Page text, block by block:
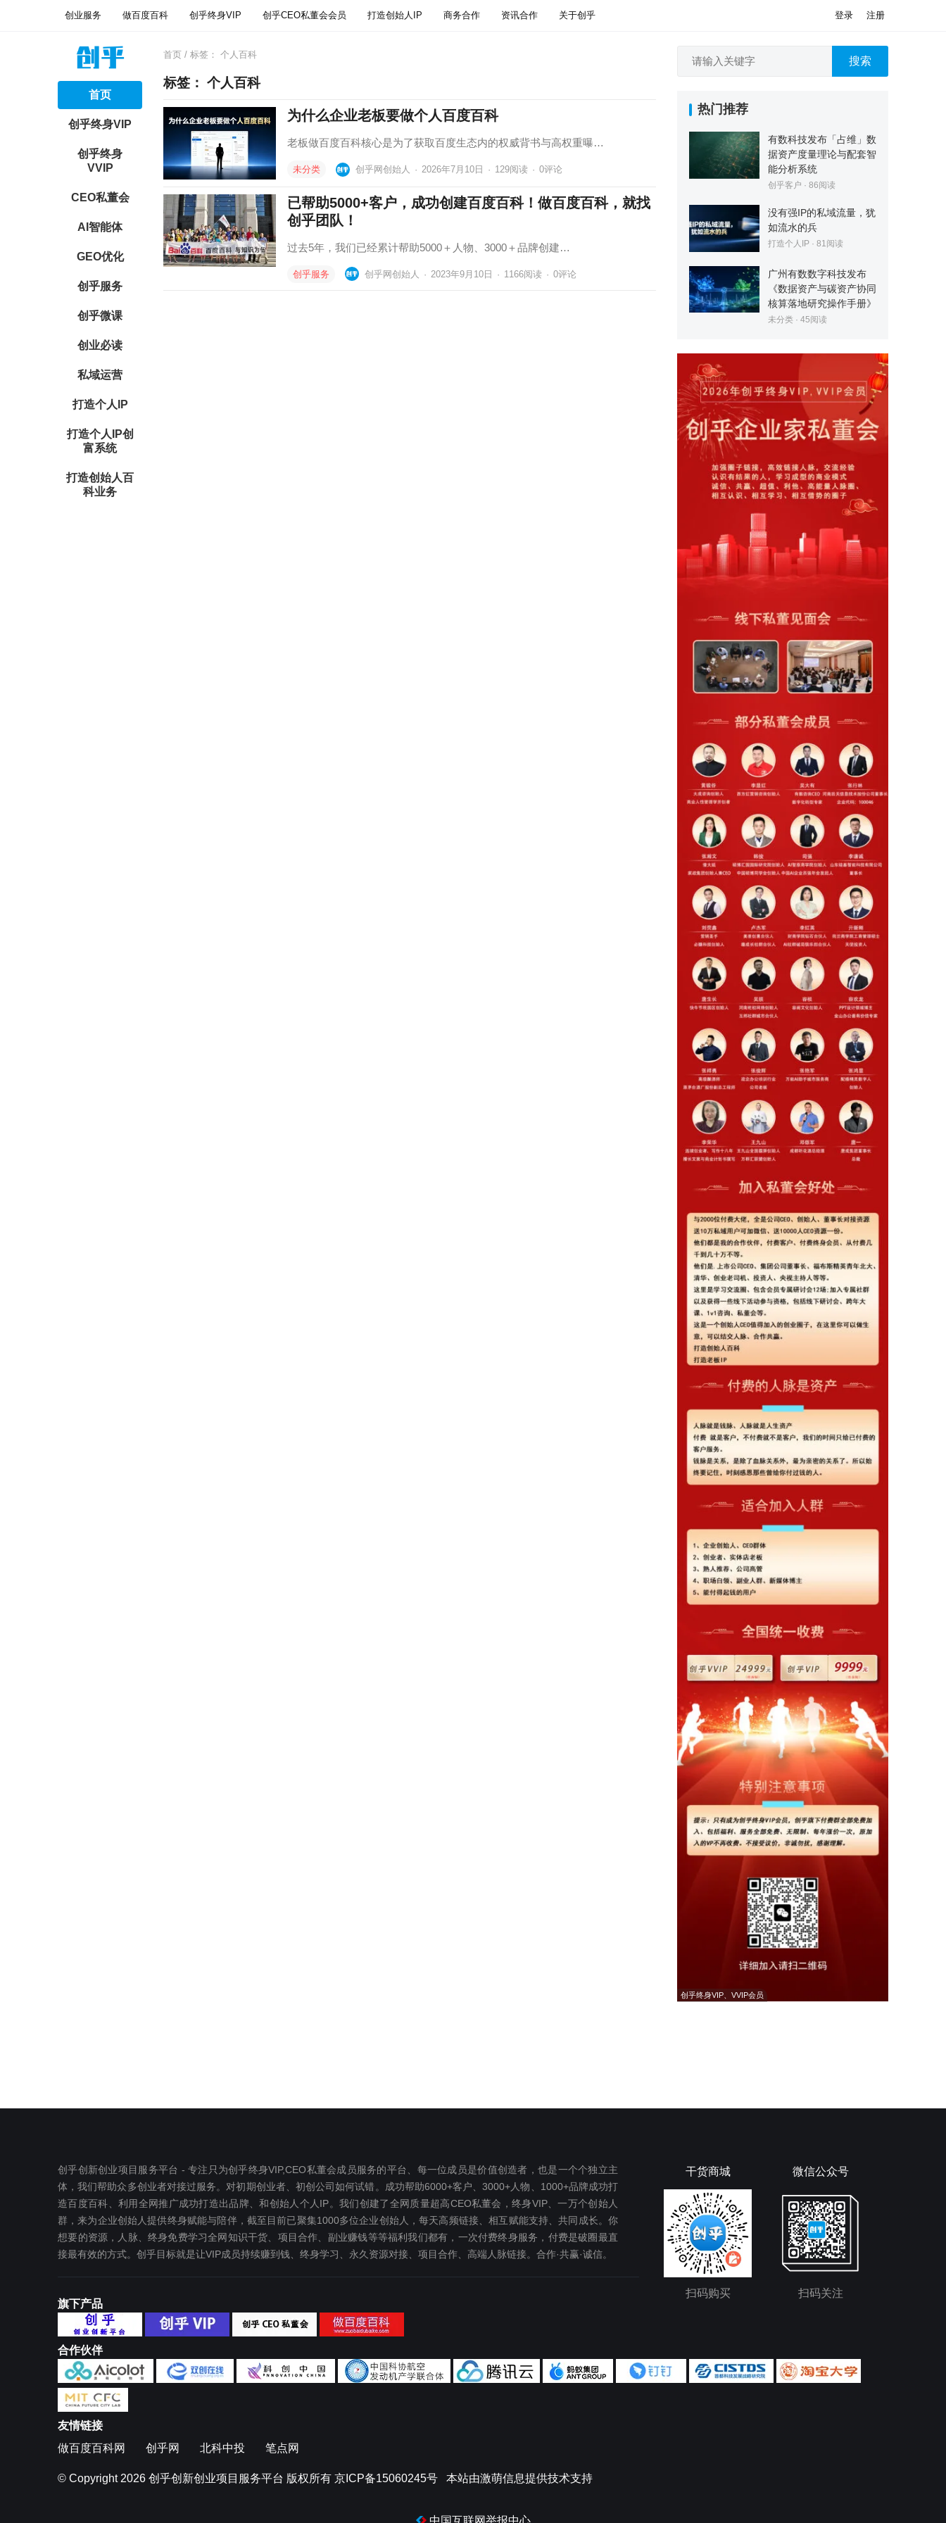
创业服务 做百度百科 创乎终身VIP 创乎CEO私董会会员 打造创始人IP 商务合作 资讯合作 关于创乎 登录 注册
首页
创乎终身VIP
创乎终身
VVIP
CEO私董会
AI智能体
GEO优化
创乎服务
创乎微课
创业必读
私域运营
打造个人IP
打造个人IP创
富系统
打造创始人百
科业务
首页 / 标签： 个人百科
标签： 个人百科
为什么企业老板要做个人百度百科
老板做百度百科核心是为了获取‌百度生态内的权威背书与高权重曝…
未分类 创乎网创始人 · 2026年7月10日 · 129阅读 · 0评论
已帮助5000+客户，成功创建百度百科！做百度百科，就找
创乎团队！
过去5年，我们已经累计帮助5000＋人物、3000＋品牌创建…
创乎服务 创乎网创始人 · 2023年9月10日 · 1166阅读 · 0评论
搜索
热门推荐
有数科技发布「占维」数
据资产度量理论与配套智
能分析系统
创乎客户 · 86阅读
没有强IP的私域流量，犹
如流水的兵
打造个人IP · 81阅读
广州有数数字科技发布
《数据资产与碳资产协同
核算落地研究操作手册》
未分类 · 45阅读
创乎终身VIP、VVIP会员
创乎创新创业项目服务平台 - 专注只为创乎终身VIP,CEO私董会成员服务的平台、每一位成员是价值创造者，也是一个个独立主
体，我们帮助众多创业者对接过服务。对初期创业者、初创公司如何试错。成功帮助6000+客户、3000+人物、1000+品牌成功打
造百度百科、利用全网推广成功打造出品牌、和创始人个人IP。我们创建了全网质量超高CEO私董会，终身VIP、一万个创始人
群，来为企业创始人提供终身赋能与陪伴，截至目前已聚集1000多位企业创始人，每天高频链接、相互赋能支持、共同成长。你
想要‬的资源，人脉、终身免费学习全网知识干货、项目合作、副业赚钱等等福利我们都‬有，一次付费终‬身服务，付费是破圈最‬直
接最有效‬的方式。创乎目标就是让VIP成员持续赚到钱、终身学习、永久资源对接、项目合作、高端人脉链接。合作·共赢·诚信。
旗下产品
干货商城
扫码购买
微信公众号
扫码关注
合作伙伴
友情链接
做百度百科网
创乎网 北科中投 笔点网
© Copyright 2026 创乎创新创业项目服务平台 版权所有 京ICP备15060245号 本站由激萌信息提供技术支持